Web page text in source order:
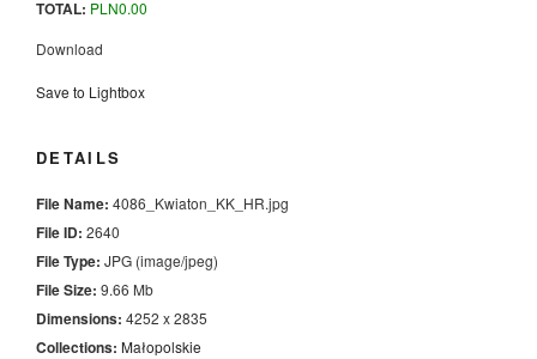
TOTAL: PLN0.00
Download
Save to Lightbox
DETAILS
File Name: 4086_Kwiaton_KK_HR.jpg
File ID: 2640
File Type: JPG (image/jpeg)
File Size: 9.66 Mb
Dimensions: 4252 x 2835
Collections: Małopolskie